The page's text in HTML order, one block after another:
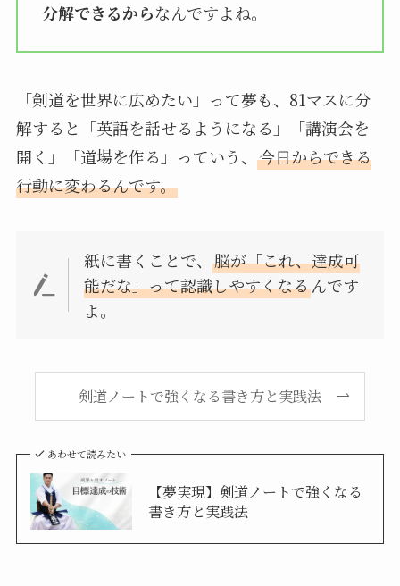
分解できるからなんですよね。
「剣道を世界に広めたい」って夢も、81マスに分
解すると「英語を話せるようになる」「講演会を
開く」「道場を作る」っていう、 今日からできる
行動に変わるんです。
紙に書くことで、脳が「これ、達成可
能だな」って認識しやすくなるんです
よ。
剣道ノートで強くなる書き方と実践法
あわせて読みたい
【夢実現】剣道ノートで強くなる
書き方と実践法